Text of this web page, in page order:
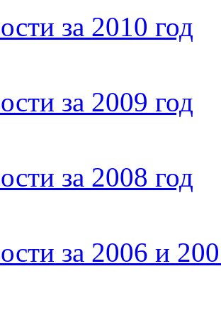
за 2010 год
за 2009 год
за 2008 год
за 2006 и